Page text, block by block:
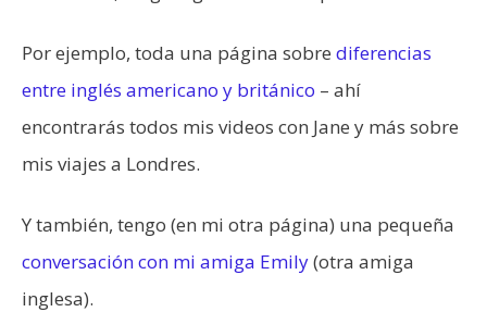
Por ejemplo, toda una página sobre diferencias
entre inglés americano y británico – ahí
encontrarás todos mis videos con Jane y más sobre
mis viajes a Londres.
Y también, tengo (en mi otra página) una pequeña
conversación con mi amiga Emily(otra amiga
inglesa).